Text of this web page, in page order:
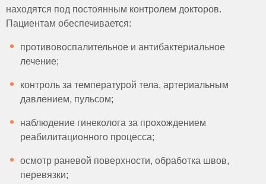
находятся под постоянным контролем докторов.
Пациентам обеспечивается:
противовоспалительное и антибактериальное
лечение;
контроль за температурой тела, артериальным
давлением, пульсом;
наблюдение гинеколога за прохождением
реабилитационного процесса;
осмотр раневой поверхности, обработка швов,
перевязки;